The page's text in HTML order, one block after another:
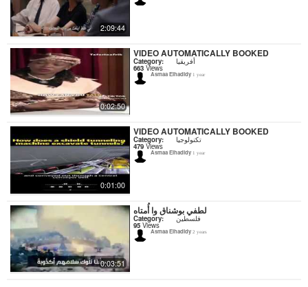
2:09:44
0:02:50
VIDEO AUTOMATICALLY BOOKED
Category: أفريقيا
663 Views
Asmaa Elhadidy 1 year
0:01:00
VIDEO AUTOMATICALLY BOOKED
Category: تكنولوجيا
479 Views
Asmaa Elhadidy 1 year
0:03:51
لطفي بوشناق وا أُمتاه
Category: فلسطين
95 Views
Asmaa Elhadidy 2 years